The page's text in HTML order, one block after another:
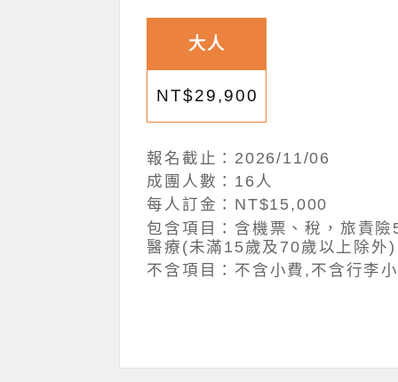
大人
NT$29,900
報名截止：2026/11/06
成團人數：16人
每人訂金：NT$15,000
包含項目：含機票、稅，旅責
醫療(未滿15歲及70歲以上除外)
不含項目：不含小費,不含行李